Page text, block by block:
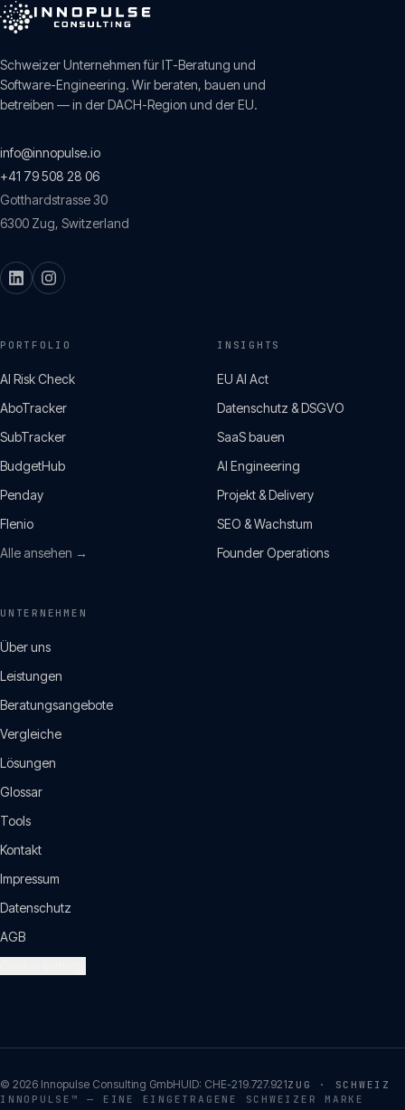
Schweizer Unternehmen für IT-Beratung und
Software-Engineering. Wir beraten, bauen und
betreiben — in der DACH-Region und der EU.
info@innopulse.io
+41 79 508 28 06
Gotthardstrasse 30
6300 Zug, Switzerland
PORTFOLIO
AI Risk Check
AboTracker
SubTracker
BudgetHub
Penday
Flenio
Alle ansehen →
INSIGHTS
EU AI Act
Datenschutz & DSGVO
SaaS bauen
AI Engineering
Projekt & Delivery
SEO & Wachstum
Founder Operations
UNTERNEHMEN
Über uns
Leistungen
Beratungsangebote
Vergleiche
Lösungen
Glossar
Tools
Kontakt
Impressum
Datenschutz
AGB
© 2026 Innopulse Consulting GmbHUID: CHE-219.727.921ZUG · SCHWEIZ
INNOPULSE™ — EINE EINGETRAGENE SCHWEIZER MARKE